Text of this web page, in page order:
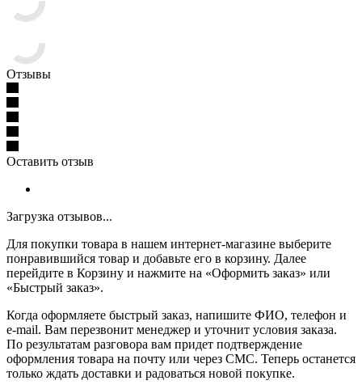
Отзывы
Оставить отзыв
Загрузка отзывов...
Для покупки товара в нашем интернет-магазине выберите
понравившийся товар и добавьте его в корзину. Далее
перейдите в Корзину и нажмите на «Оформить заказ» или
«Быстрый заказ».
Когда оформляете быстрый заказ, напишите ФИО, телефон и
e-mail. Вам перезвонит менеджер и уточнит условия заказа.
По результатам разговора вам придет подтверждение
оформления товара на почту или через СМС. Теперь останется
только ждать доставки и радоваться новой покупке.